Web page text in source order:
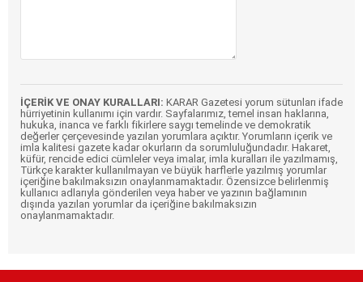
İÇERİK VE ONAY KURALLARI: KARAR Gazetesi yorum sütunları ifade
hürriyetinin kullanımı için vardır. Sayfalarımız, temel insan haklarına,
hukuka, inanca ve farklı fikirlere saygı temelinde ve demokratik
değerler çerçevesinde yazılan yorumlara açıktır. Yorumların içerik ve
imla kalitesi gazete kadar okurların da sorumluluğundadır. Hakaret,
küfür, rencide edici cümleler veya imalar, imla kuralları ile yazılmamış,
Türkçe karakter kullanılmayan ve büyük harflerle yazılmış yorumlar
içeriğine bakılmaksızın onaylanmamaktadır. Özensizce belirlenmiş
kullanıcı adlarıyla gönderilen veya haber ve yazının bağlamının
dışında yazılan yorumlar da içeriğine bakılmaksızın
onaylanmamaktadır.